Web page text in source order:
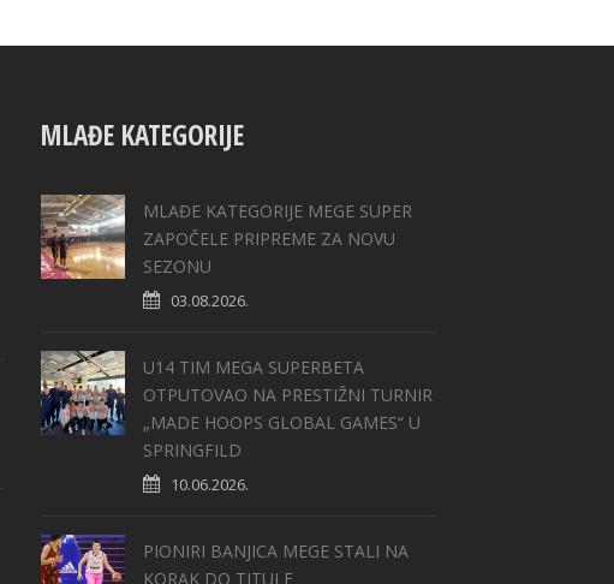
MLAĐE KATEGORIJE
MLAĐE KATEGORIJE MEGE SUPER
ZAPOČELE PRIPREME ZA NOVU
SEZONU
03.08.2026.
U14 TIM MEGA SUPERBETA
OTPUTOVAO NA PRESTIŽNI TURNIR
„MADE HOOPS GLOBAL GAMES“ U
SPRINGFILD
10.06.2026.
PIONIRI BANJICA MEGE STALI NA
KORAK DO TITULE